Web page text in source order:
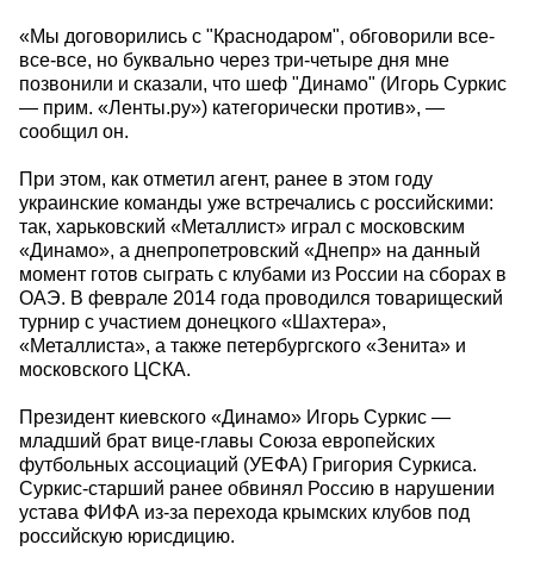
«Мы договорились с "Краснодаром", обговорили все-
все-все, но буквально через три-четыре дня мне
позвонили и сказали, что шеф "Динамо" (Игорь Суркис
— прим. «Ленты.ру») категорически против», —
сообщил он.
При этом, как отметил агент, ранее в этом году
украинские команды уже встречались с российскими:
так, харьковский «Металлист» играл с московским
«Динамо», а днепропетровский «Днепр» на данный
момент готов сыграть с клубами из России на сборах в
ОАЭ. В феврале 2014 года проводился товарищеский
турнир с участием донецкого «Шахтера»,
«Металлиста», а также петербургского «Зенита» и
московского ЦСКА.
Президент киевского «Динамо» Игорь Суркис —
младший брат вице-главы Союза европейских
футбольных ассоциаций (УЕФА) Григория Суркиса.
Суркис-старший ранее обвинял Россию в нарушении
устава ФИФА из-за перехода крымских клубов под
российскую юрисдицию.